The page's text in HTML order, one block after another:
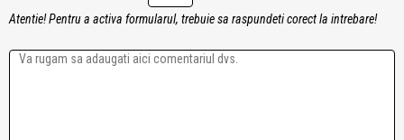
Atentie! Pentru a activa formularul, trebuie sa raspundeti corect la intrebare!